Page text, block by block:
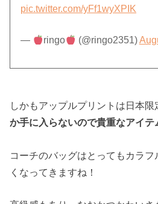
pic.twitter.com/yFf1wyXPIK
— ringo (@ringo2351)
しかもアップルプリントは日本限
か手に入らないので貴重なアイテ
コーチのバッグはとってもカラ
くなってきますね！